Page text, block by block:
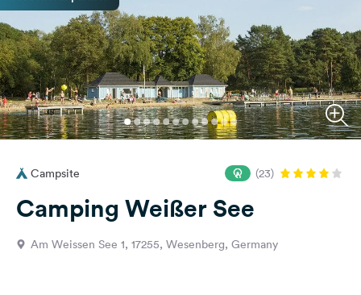
Magazine
Partners
Register
Login
Questions
&
Feedback
Campsite (23)
Camping Weißer See
Am Weissen See 1, 17255, Wesenberg, Germany